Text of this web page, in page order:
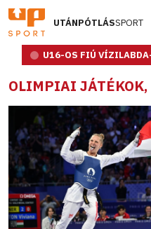
UTÁNPÓTLÁSSPORT
U16-OS FIÚ
OLIMPIAI